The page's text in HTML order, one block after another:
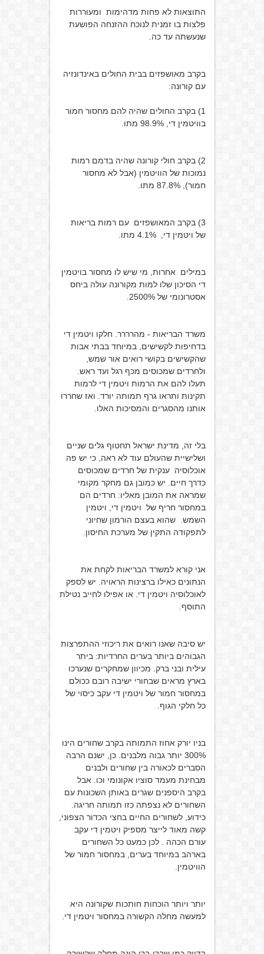
התוצאות לא פחות מדהימות ומעוררות
פלצות בו זמנית לנוכח ההזנחה הפושעת
שנעשתה עד כה.
בקרב מאושפזים בבית החולים באינדונזיה
עם קורונה:
1) בקרב החולים שהיה להם מחסור חמור
בוויטמין די, 98.9% מתו.
2) בקרב חולי קורונה שהיה בדמם רמות
נמוכות של הוויטמין (אבל לא מחסור
3) בקרב המאושפזים עם רמות בריאות
של ויטמין די, 4.1% מתו.
במילים אחרות, מי שיש לו מחסור בויטמין
די הסיכון שלו למות מקורונה עולה ביחס
אסטרונומי של 2500%.
משרד הבריאות - מהרררר. חלקו ויטמין די
בדחיפות לקשישים, במיוחד בבתי אבות
שהקשישים בקושי רואים אור שמש,
ולחרדים שמכוסים מכף רגל ועד ראש.
תעלו להם את הרמות ויטמין די לרמות
תקינות ותראו גרף תמותה יורד. ואז שחררו
אותנו מהסגרים והמסיכות האלו.
בלי זה, מדינת ישראל תחטוף גלים שניים
ושלישיית שהעולם עוד לא ראה, כי יש פה
אוכלוסיה ענקית של חרדים שמכוסים
כדרך חיים. יש כמובן גם מחקר מקומי
שמראה את המובן מאליו: חרדים הם
במחסור חריף של ויטמין די, ויטמין
השמש. שהוא בעצם הורמון שחיוני
לתפקודה התקין של מערכת החיסון.
אני קורא למשרד הבריאות לקחת את
הנתונים כאילו ברצינות הראויה. יש לספק
לאוכלוסיה ויטמין די. או אפילו לחייב נטילת
התוסף.
יש סיבה שאנו רואים את ריכוזי ההתפרצות
הגבוהים ביותר בערים החרדיות: ביתר
עילית ובני ברק. מכיוון שמחקרים שנערכו
בארץ מראים שבחורי ישיבה רובם ככולם
במחסור חמור של ויטמין די עקב כיסוי של
כל חלקי הגוף.
בניו יורק אחוז התמותה בקרב שחורים הינו
300% יותר גבוה מלבנים. כן, ישנם הרבה
הסברים לכאורה בין שחורים ולבנים
מבחינת מעמד סוציו אקונומי וכו. אבל
בקרב היספנים שגרים באותן השכונות עם
השחורים לא נצפתה כזו תמותה חריגה.
כידוע, לשחורים החיים בחצי הכדור הצפוני,
קשה מאוד לייצר מספיק ויטמין די עקב
עורם הכהה . לכן כמעט כל השחורים
בארהב במיוחד בערים, במחסור חמור של
הוויטמין.
יותר ויותר הוכחות חותכות שקורונה היא
למעשה מחלה הקשורה במחסור ויטמין די.